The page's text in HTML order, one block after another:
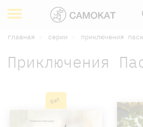
главная серии приключения
Приключения
Хит